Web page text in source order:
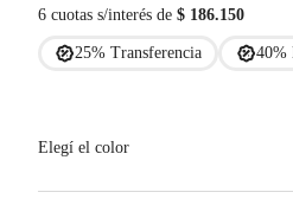
6 cuotas s/interés de $ 186.150
25% Transferencia 40%
Elegí el color